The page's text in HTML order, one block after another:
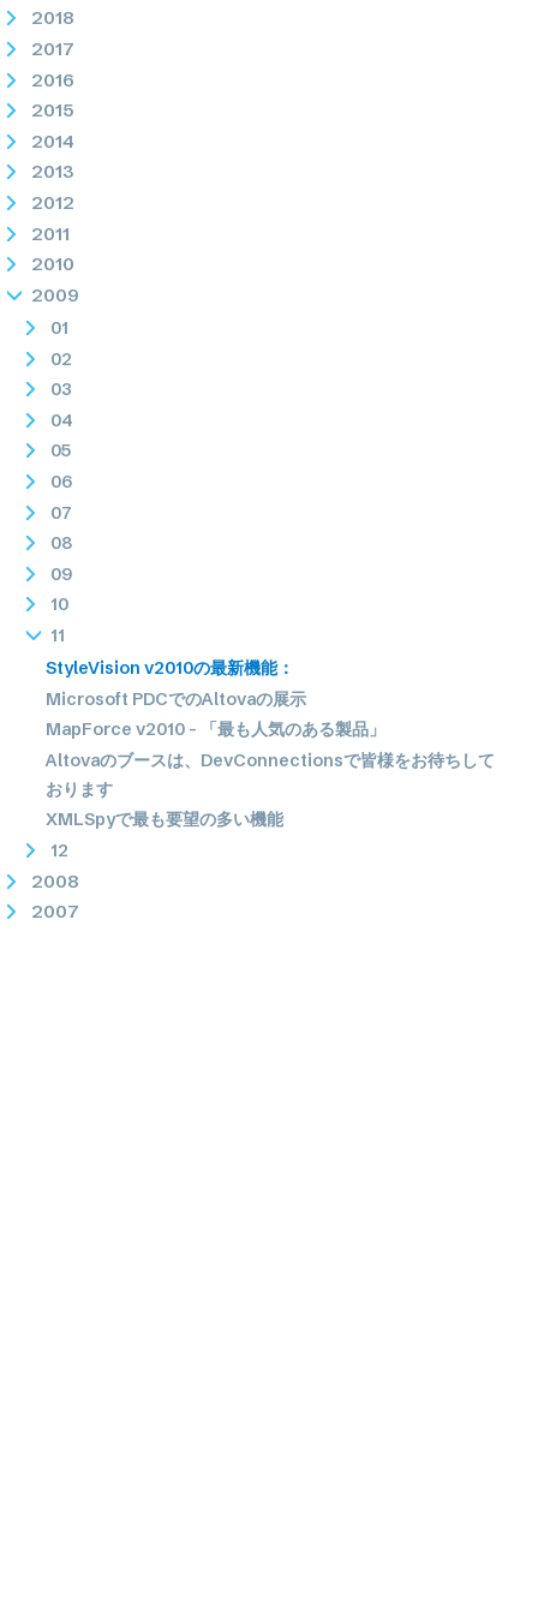
2018
2017
2016
2015
2014
2013
2012
2011
2010
2009
01
02
03
04
05
06
07
08
09
10
11
StyleVision v2010の最新機能：
Microsoft PDCでのAltovaの展示
MapForce v2010 - 「最も人気のある製品」
Altovaのブースは、DevConnectionsで皆様をお待ちして
おります
XMLSpyで最も要望の多い機能
12
2008
2007